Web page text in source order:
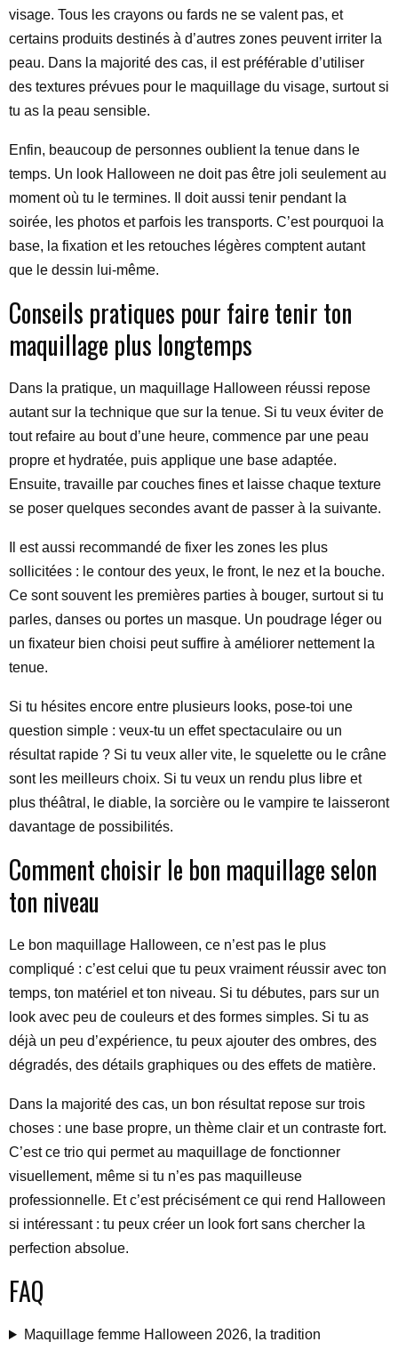
visage. Tous les crayons ou fards ne se valent pas, et
certains produits destinés à d’autres zones peuvent irriter la
peau. Dans la majorité des cas, il est préférable d’utiliser
des textures prévues pour le maquillage du visage, surtout si
tu as la peau sensible.
Enfin, beaucoup de personnes oublient la tenue dans le
temps. Un look Halloween ne doit pas être joli seulement au
moment où tu le termines. Il doit aussi tenir pendant la
soirée, les photos et parfois les transports. C’est pourquoi la
base, la fixation et les retouches légères comptent autant
que le dessin lui-même.
Conseils pratiques pour faire tenir ton
maquillage plus longtemps
Dans la pratique, un maquillage Halloween réussi repose
autant sur la technique que sur la tenue. Si tu veux éviter de
tout refaire au bout d’une heure, commence par une peau
propre et hydratée, puis applique une base adaptée.
Ensuite, travaille par couches fines et laisse chaque texture
se poser quelques secondes avant de passer à la suivante.
Il est aussi recommandé de fixer les zones les plus
sollicitées : le contour des yeux, le front, le nez et la bouche.
Ce sont souvent les premières parties à bouger, surtout si tu
parles, danses ou portes un masque. Un poudrage léger ou
un fixateur bien choisi peut suffire à améliorer nettement la
tenue.
Si tu hésites encore entre plusieurs looks, pose-toi une
question simple : veux-tu un effet spectaculaire ou un
résultat rapide ? Si tu veux aller vite, le squelette ou le crâne
sont les meilleurs choix. Si tu veux un rendu plus libre et
plus théâtral, le diable, la sorcière ou le vampire te laisseront
davantage de possibilités.
Comment choisir le bon maquillage selon
ton niveau
Le bon maquillage Halloween, ce n’est pas le plus
compliqué : c’est celui que tu peux vraiment réussir avec ton
temps, ton matériel et ton niveau. Si tu débutes, pars sur un
look avec peu de couleurs et des formes simples. Si tu as
déjà un peu d’expérience, tu peux ajouter des ombres, des
dégradés, des détails graphiques ou des effets de matière.
Dans la majorité des cas, un bon résultat repose sur trois
choses : une base propre, un thème clair et un contraste fort.
C’est ce trio qui permet au maquillage de fonctionner
visuellement, même si tu n’es pas maquilleuse
professionnelle. Et c’est précisément ce qui rend Halloween
si intéressant : tu peux créer un look fort sans chercher la
perfection absolue.
FAQ
Maquillage femme Halloween 2026, la tradition